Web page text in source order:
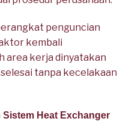
penguncian
kembali
area kerja dinyatakan
tanpa kecelakaan
Heat Exchanger